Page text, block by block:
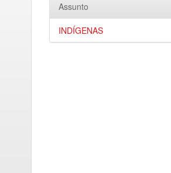
Assunto
INDÍGENAS